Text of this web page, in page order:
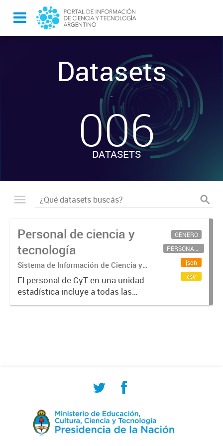
Datasets
-
006
DATASETS
Personal de ciencia y
tecnología
Sistema de Información de Ciencia y
Tecnología Argentino (SICYTAR)
El personal de CyT en una unidad
estadística incluye a todas las
personas involucradas
GÉNERO
PERSONAL CIENTÍFICO-TECNOLÓGICO
json
csv